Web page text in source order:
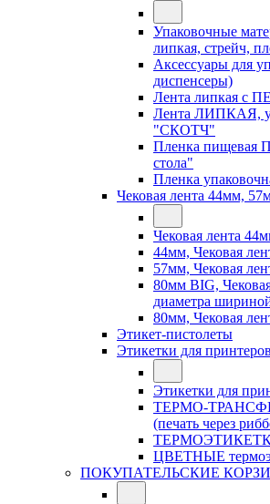
Упаковочные
липкая, стрейч,
Аксессуары для
диспенсеры)
Лента липкая с
Лента ЛИПКАЯ,
"СКОТЧ"
Пленка пищевая
стола"
Пленка
Чековая лента 44мм,
Чековая лента
44мм, Чековая
57мм, Чековая
80мм BIG,
диаметра
80мм, Чековая
Этикет-пистолеты
Этикетки для
Этикетки для
ТЕРМО-
(печать через
ЦВЕТНЫЕ
ПОКУПАТЕЛЬСКИЕ